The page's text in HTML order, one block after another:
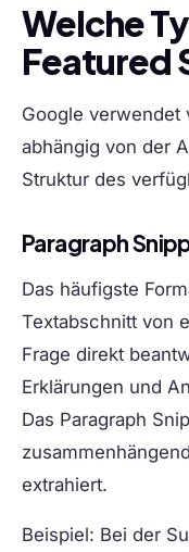
Welche
Featured
Google verwendet
abhängig von der
Struktur des
Paragraph
Das häufigste
Textabschnitt von
Frage direkt
Erklärungen und
Das Paragraph
extrahiert.
Beispiel: Bei der